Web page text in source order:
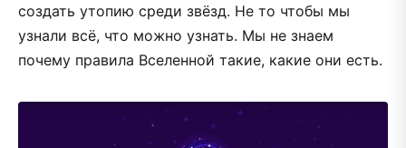
создать утопию среди звёзд. Не то чтобы мы
узнали всё, что можно узнать. Мы не знаем
почему правила Вселенной такие, какие они есть.